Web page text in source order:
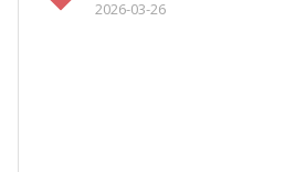
2026-03-26